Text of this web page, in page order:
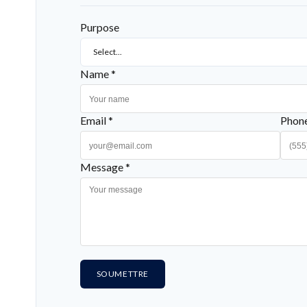
Purpose
Select...
Name *
Email *
Message *
SOUMETTRE